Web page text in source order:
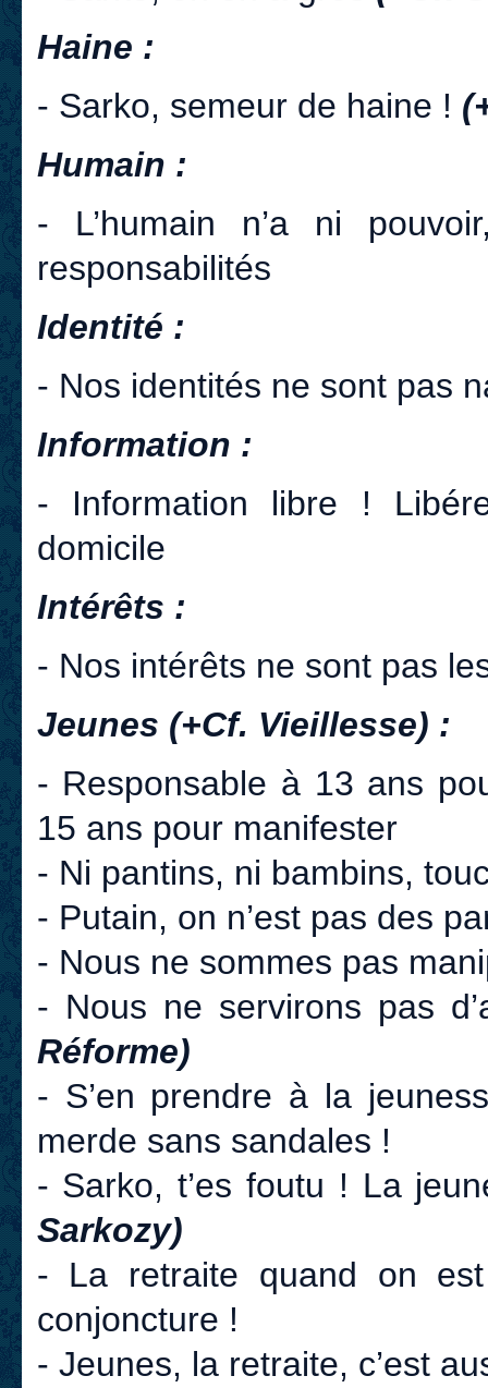
Haine :
- Sarko, semeur de haine !
Humain :
- L’humain n’a ni
responsabilités
Identité :
- Nos identités ne sont pas
Information :
- Information libre !
domicile
Intérêts :
- Nos intérêts ne sont pas
Jeunes (+Cf. Vieillesse) :
- Responsable à 13 ans
15 ans pour manifester
- Ni pantins, ni bambins,
- Putain, on n’est pas des
- Nous ne sommes pas
- Nous ne servirons pas
Réforme)
- S’en prendre à la
merde sans sandales !
- Sarko, t’es foutu ! La
Sarkozy)
- La retraite quand on
conjoncture !
- Jeunes, la retraite, c’est